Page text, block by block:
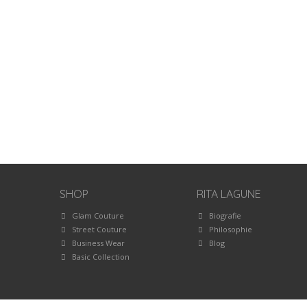
SHOP
Glam Couture
Street Couture
Business Wear
Basic Collection
RITA LAGUNE
Biografie
Philosophie
Blog